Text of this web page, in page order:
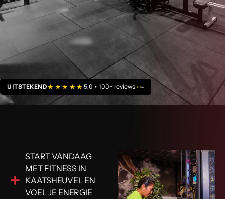
UITSTEKEND★★★★★5,0 • 100+ reviews
START VANDAAG
MET FITNESS IN
KAATSHEUVEL EN
VOEL JE ENERGIE